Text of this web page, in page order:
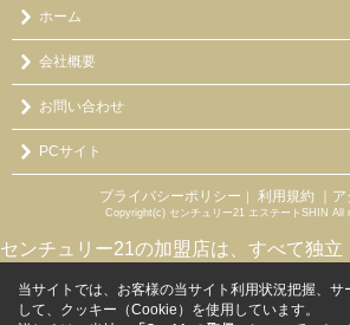
ホーム
会社概要
お問い合わせ
PCサイト
プライバシーポリシー ｜ 利用規約 ｜
Copyright(c) センチュリー21 エステートSHIN All
センチュリー21の加盟店は、すべて独立
当サイトでは、お客様の当サイト利用状況把握、サ
して、クッキー（Cookie）を使用しています。